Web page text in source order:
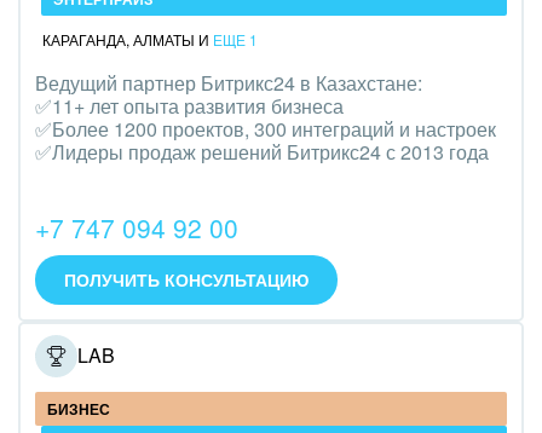
Досуг, туризм и отдых
комплексов
Инвестиционный бизнес
IT, Интернет
Консалтинговые и управленческие услуги
Культурные события, спорт, шоу-бизнес
Логистика
КАРАГАНДА, АЛМАТЫ И ЕЩЕ 1
Ведущий партнер Битрикс24 в Казахстане:
✅11+ лет опыта развития бизнеса
✅Более 1200 проектов, 300 интеграций и настроек
✅Лидеры продаж решений Битрикс24 с 2013 года
+7 747 094 92 00
ПОЛУЧИТЬ КОНСУЛЬТАЦИЮ
ONELAB
БИЗНЕС